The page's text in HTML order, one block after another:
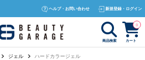
ヘルプ・お問い合わせ 新規登録・ログイン
商品検索 カート
0
ジェル ハードカラージェル